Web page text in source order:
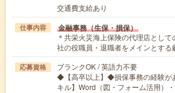
交通費支給あり
仕事内容 金融事務（生保・損保）
＊共栄火災海上保険の代理店とし
社の役職員・退職者をメインとす
応募資格
ブランクOK / 英語力不要
◆【高卒以上】◆損保事務の経験が
キル】Word（図・フォーム活用）